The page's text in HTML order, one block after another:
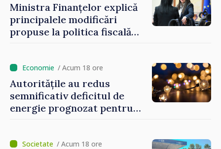
Ministra Finanțelor explică
principalele modificări
propuse la politica fiscală
/ Acum 18 ore
Autoritățile au redus
semnificativ deficitul de
energie prognozat pentru
/ Acum 18 ore